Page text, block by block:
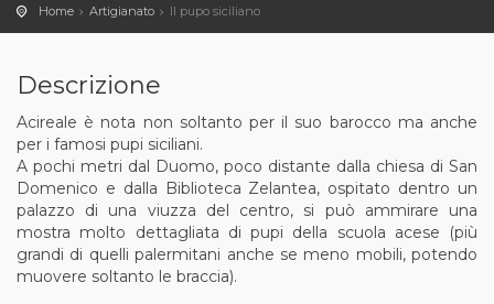
Home Artigianato Il pupo siciliano
Descrizione
Acireale è nota non soltanto per il suo barocco ma anche
per i famosi pupi siciliani.
A pochi metri dal Duomo, poco distante dalla chiesa di San
Domenico e dalla Biblioteca Zelantea, ospitato dentro un
palazzo di una viuzza del centro, si può ammirare una
mostra molto dettagliata di pupi della scuola acese (più
grandi di quelli palermitani anche se meno mobili, potendo
muovere soltanto le braccia).